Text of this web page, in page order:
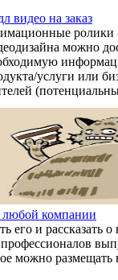
видео на заказ
ролики -
можно
услуги или
любой компании
его и
можно